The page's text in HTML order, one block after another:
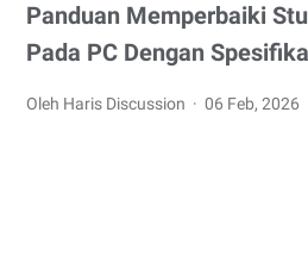
Panduan Memperbaiki
Pada PC Dengan
Oleh Haris Discussion 06 Feb, 2026